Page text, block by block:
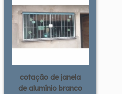
cotação de janela
de alumínio branco